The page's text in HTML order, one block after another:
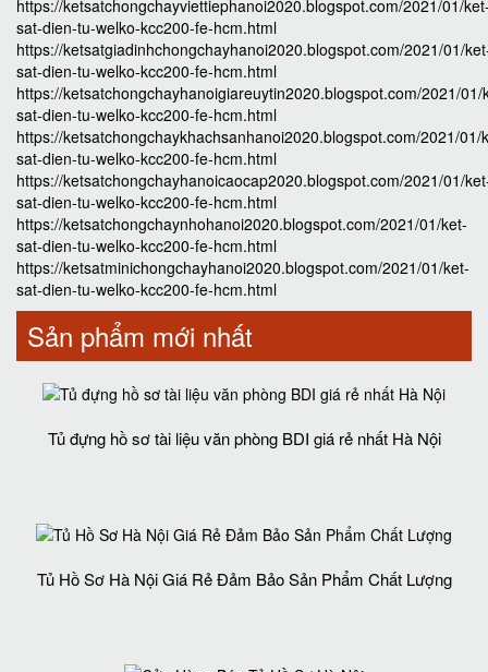
https://ketsatchongchayviettiephanoi2020.blogspot.com/2021/01/
sat-dien-tu-welko-kcc200-fe-hcm.html
https://ketsatgiadinhchongchayhanoi2020.blogspot.com/2021/01/
sat-dien-tu-welko-kcc200-fe-hcm.html
https://ketsatchongchayhanoigiareuytin2020.blogspot.com/2021/01/
sat-dien-tu-welko-kcc200-fe-hcm.html
https://ketsatchongchaykhachsanhanoi2020.blogspot.com/2021/01/
sat-dien-tu-welko-kcc200-fe-hcm.html
https://ketsatchongchayhanoicaocap2020.blogspot.com/2021/01/
sat-dien-tu-welko-kcc200-fe-hcm.html
https://ketsatchongchaynhohanoi2020.blogspot.com/2021/01/ket-
sat-dien-tu-welko-kcc200-fe-hcm.html
https://ketsatminichongchayhanoi2020.blogspot.com/2021/01/ket-
sat-dien-tu-welko-kcc200-fe-hcm.html
Sản phẩm mới nhất
Tủ đựng hồ sơ tài liệu văn phòng BDI giá rẻ nhất Hà Nội
Tủ Hồ Sơ Hà Nội Giá Rẻ Đảm Bảo Sản Phẩm Chất Lượng‎